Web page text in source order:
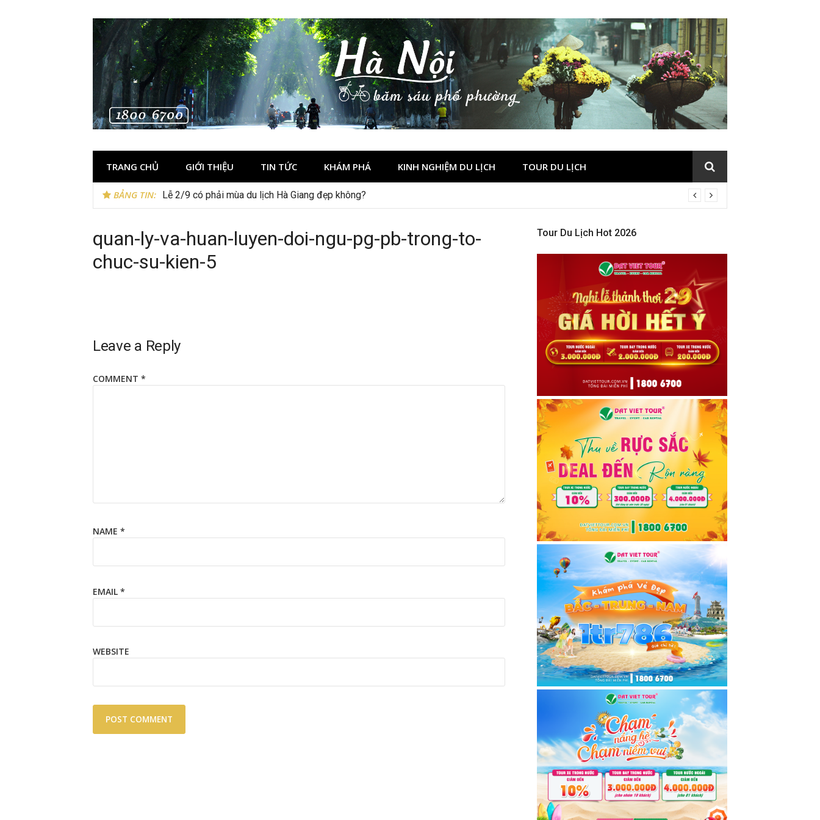
TRANG CHỦ GIỚI THIỆU TIN TỨC KHÁM PHÁ KINH NGHIỆM DU LỊCH TOUR DU LỊCH
BẢNG TIN: Lễ 2/9 có phải mùa du lịch Hà Giang đẹp không?
quan-ly-va-huan-luyen-doi-ngu-pg-pb-trong-to-
chuc-su-kien-5
Leave a Reply
COMMENT *
NAME *
EMAIL *
WEBSITE
Tour Du Lịch Hot 2026